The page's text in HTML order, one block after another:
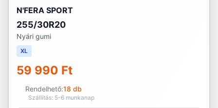
N'FERA SPORT
255/30R20
Nyári gumi
XL
59 990 Ft
Rendelhető:18 db
Szállítás: 5-6 munkanap